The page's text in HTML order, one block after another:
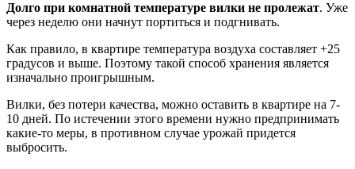
Долго при комнатной температуре вилки не пролежат. Уже
через неделю они начнут портиться и подгнивать.
Как правило, в квартире температура воздуха составляет +25
градусов и выше. Поэтому такой способ хранения является
изначально проигрышным.
Вилки, без потери качества, можно оставить в квартире на 7-
10 дней. По истечении этого времени нужно предпринимать
какие-то меры, в противном случае урожай придется
выбросить.